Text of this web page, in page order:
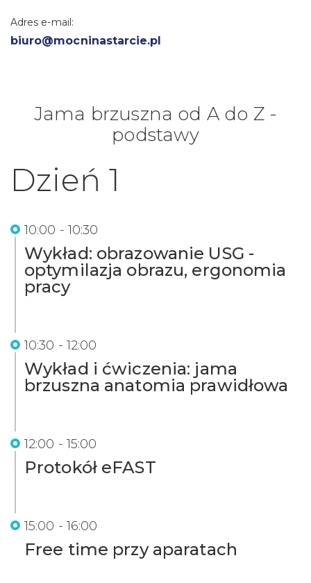
Adres e-mail:
biuro@mocninastarcie.pl
Jama brzuszna od A do Z -
podstawy
Dzień 1
10:00 - 10:30
Wykład: obrazowanie USG -
optymilazja obrazu, ergonomia
pracy
10:30 - 12:00
Wykład i ćwiczenia: jama
brzuszna anatomia prawidłowa
12:00 - 15:00
Protokół eFAST
15:00 - 16:00
Free time przy aparatach